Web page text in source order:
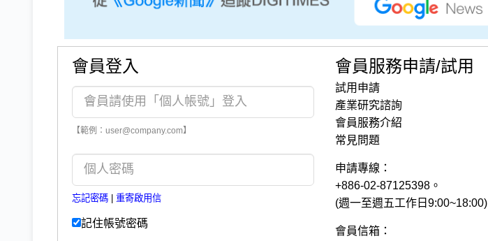
會員登入
【範例：user@company.com】
忘記密碼 重寄啟用信
記住帳號密碼
會員服務申請/試用
試用申請
產業研究諮詢
會員服務介紹
常見問題
申請專線：
+886-02-87125398。
(週一至週五工作日9:00~18:00)
會員信箱：